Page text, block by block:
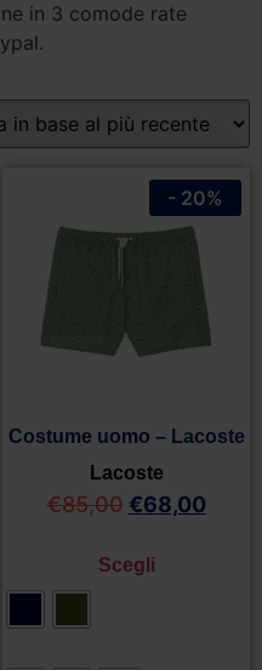
in 3 comode rate
Costume uomo – Lacoste
Lacoste
€85,00 €68,00
Scegli
- 20%